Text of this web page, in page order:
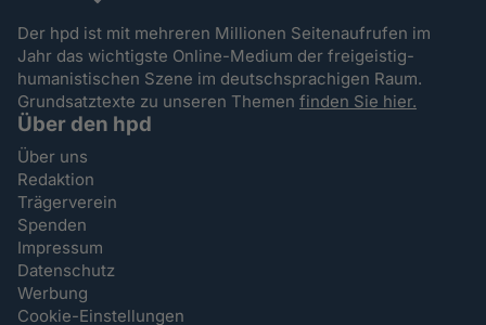
Der hpd ist mit mehreren Millionen Seitenaufrufen im
Jahr das wichtigste Online-Medium der freigeistig-
humanistischen Szene im deutschsprachigen Raum.
Grundsatztexte zu unseren Themenfinden Sie hier.
Über den hpd
Über uns
Redaktion
Trägerverein
Spenden
Impressum
Datenschutz
Werbung
Cookie-Einstellungen